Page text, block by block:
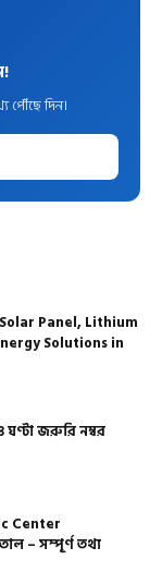
পৌঁছে দিন।
Solar Panel, Lithium
Solutions in
ঘণ্টা জরুরি নম্বর
Center
– সম্পূর্ণ তথ্য